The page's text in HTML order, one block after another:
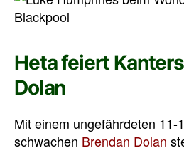
Heta feiert
Dolan
Mit einem ungefährdeten 11-
schwachen Brendan Dolan